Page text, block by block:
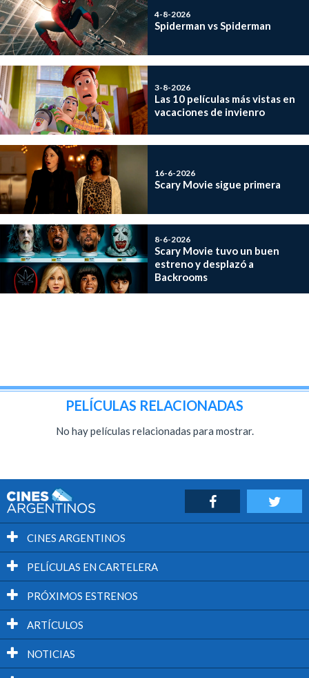
4-8-2026
Spiderman vs Spiderman
3-8-2026
Las 10 películas más vistas en
vacaciones de invienro
16-6-2026
Scary Movie sigue primera
8-6-2026
Scary Movie tuvo un buen
estreno y desplazó a
Backrooms
PELÍCULAS RELACIONADAS
No hay películas relacionadas para mostrar.
CINES ARGENTINOS
PELÍCULAS EN CARTELERA
PRÓXIMOS ESTRENOS
ARTÍCULOS
NOTICIAS